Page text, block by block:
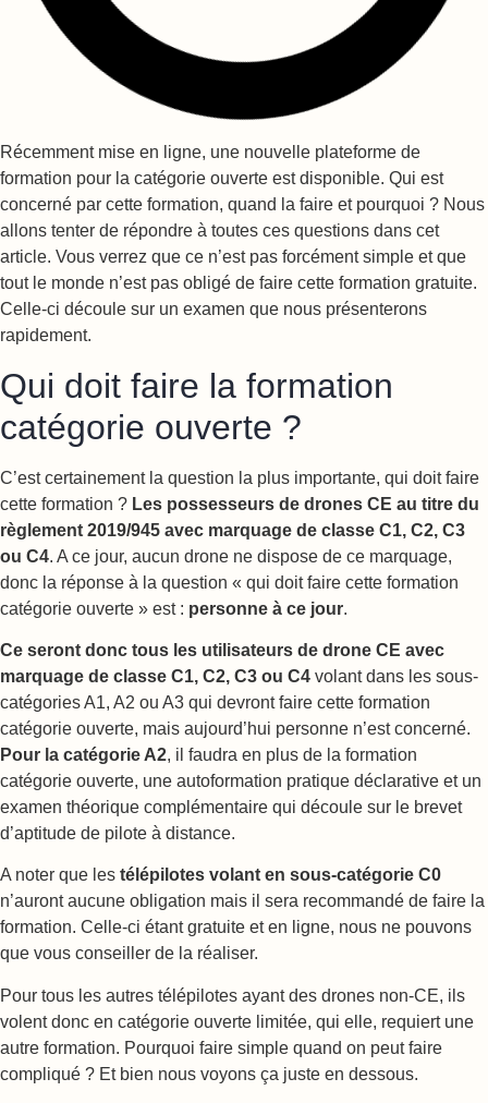
Récemment mise en ligne, une nouvelle plateforme de
formation pour la catégorie ouverte est disponible. Qui est
concerné par cette formation, quand la faire et pourquoi ? Nous
allons tenter de répondre à toutes ces questions dans cet
article. Vous verrez que ce n’est pas forcément simple et que
tout le monde n’est pas obligé de faire cette formation gratuite.
Celle-ci découle sur un examen que nous présenterons
rapidement.
Qui doit faire la formation
catégorie ouverte ?
C’est certainement la question la plus importante, qui doit faire
cette formation ? Les possesseurs de drones CE au titre du
règlement 2019/945 avec marquage de classe C1, C2, C3
ou C4. A ce jour, aucun drone ne dispose de ce marquage,
donc la réponse à la question « qui doit faire cette formation
catégorie ouverte » est : personne à ce jour.
Ce seront donc tous les utilisateurs de drone CE avec
marquage de classe C1, C2, C3 ou C4 volant dans les sous-
catégories A1, A2 ou A3 qui devront faire cette formation
catégorie ouverte, mais aujourd’hui personne n’est concerné.
Pour la catégorie A2, il faudra en plus de la formation
catégorie ouverte, une autoformation pratique déclarative et un
examen théorique complémentaire qui découle sur le brevet
d’aptitude de pilote à distance.
A noter que les télépilotes volant en sous-catégorie C0
n’auront aucune obligation mais il sera recommandé de faire la
formation. Celle-ci étant gratuite et en ligne, nous ne pouvons
que vous conseiller de la réaliser.
Pour tous les autres télépilotes ayant des drones non-CE, ils
volent donc en catégorie ouverte limitée, qui elle, requiert une
autre formation. Pourquoi faire simple quand on peut faire
compliqué ? Et bien nous voyons ça juste en dessous.